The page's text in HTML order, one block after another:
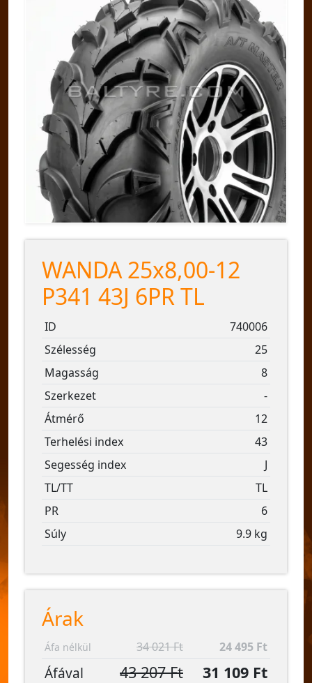
WANDA 25x8,00-12
P341 43J 6PR TL
ID
740006
Szélesség
25
Magasság
8
Szerkezet
-
Átmérő
12
Terhelési index
43
Segesség index
J
TL/TT
TL
PR
6
Súly
9.9 kg
Árak
Áfa nélkül 34 021 Ft 24 495 Ft
Áfával 43 207 Ft 31 109 Ft